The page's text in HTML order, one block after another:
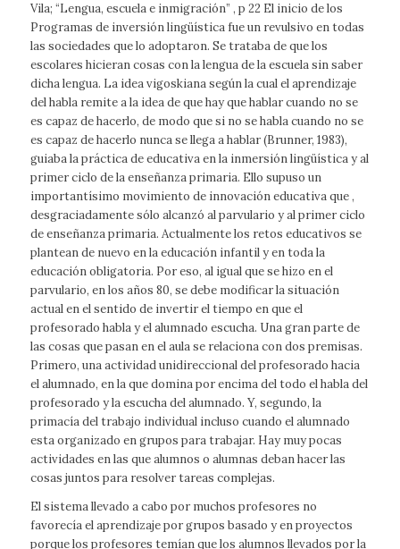
Vila; “Lengua, escuela e inmigración” , p 22 El inicio de los
Programas de inversión lingüística fue un revulsivo en todas
las sociedades que lo adoptaron. Se trataba de que los
escolares hicieran cosas con la lengua de la escuela sin saber
dicha lengua. La idea vigoskiana según la cual el aprendizaje
del habla remite a la idea de que hay que hablar cuando no se
es capaz de hacerlo, de modo que si no se habla cuando no se
es capaz de hacerlo nunca se llega a hablar (Brunner, 1983),
guiaba la práctica de educativa en la inmersión lingüística y al
primer ciclo de la enseñanza primaria. Ello supuso un
importantísimo movimiento de innovación educativa que ,
desgraciadamente sólo alcanzó al parvulario y al primer ciclo
de enseñanza primaria. Actualmente los retos educativos se
plantean de nuevo en la educación infantil y en toda la
educación obligatoria. Por eso, al igual que se hizo en el
parvulario, en los años 80, se debe modificar la situación
actual en el sentido de invertir el tiempo en que el
profesorado habla y el alumnado escucha. Una gran parte de
las cosas que pasan en el aula se relaciona con dos premisas.
Primero, una actividad unidireccional del profesorado hacia
el alumnado, en la que domina por encima del todo el habla del
profesorado y la escucha del alumnado. Y, segundo, la
primacía del trabajo individual incluso cuando el alumnado
esta organizado en grupos para trabajar. Hay muy pocas
actividades en las que alumnos o alumnas deban hacer las
cosas juntos para resolver tareas complejas.
El sistema llevado a cabo por muchos profesores no
favorecía el aprendizaje por grupos basado y en proyectos
porque los profesores temían que los alumnos llevados por la